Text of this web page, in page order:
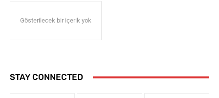
Gösterilecek bir içerik yok
STAY CONNECTED